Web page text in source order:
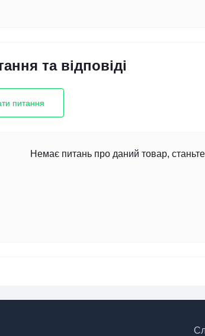
та відповіді
питання
Немає питань про даний товар,